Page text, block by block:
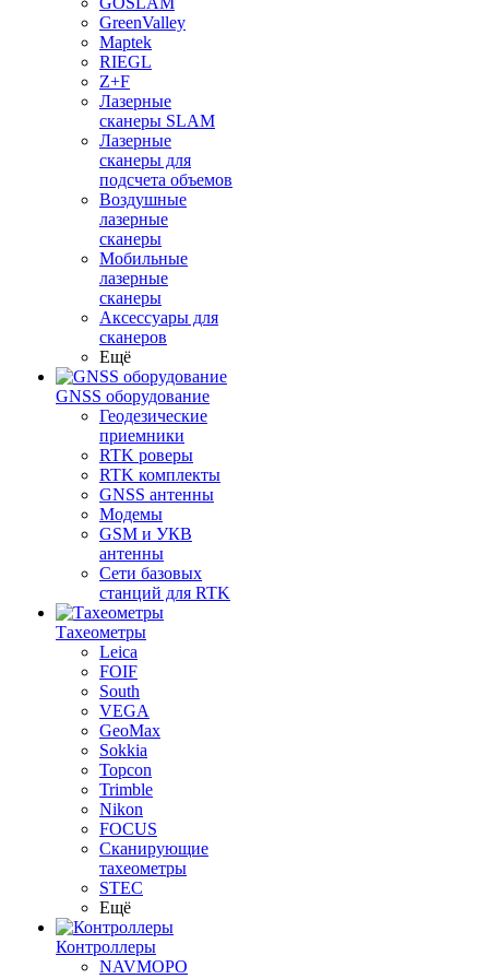
GreenValley
Maptek
RIEGL
Z+F
Лазерные
сканеры SLAM
Лазерные
сканеры для
подсчета объемов
Воздушные
лазерные
сканеры
Мобильные
лазерные
сканеры
Аксессуары для
сканеров
Ещё
GNSS оборудование
Геодезические
приемники
RTK роверы
RTK комплекты
GNSS антенны
Модемы
GSM и УКВ
антенны
Сети базовых
станций для RTK
Тахеометры
Leica
FOIF
South
VEGA
GeoMax
Sokkia
Topcon
Trimble
Nikon
FOCUS
Сканирующие
тахеометры
STEC
Ещё
Контроллеры
NAVMOPO